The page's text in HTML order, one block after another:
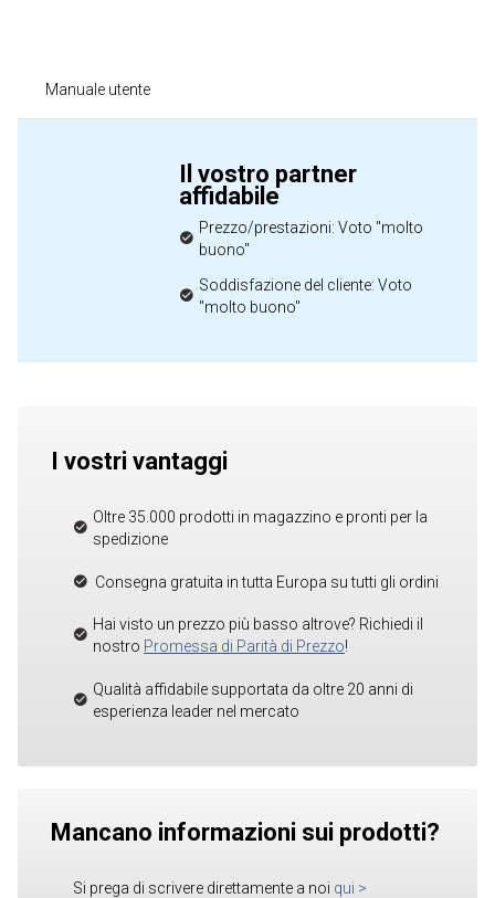
Manuale utente
Il vostro partner
affidabile
Prezzo/prestazioni: Voto "molto
buono"
Soddisfazione del cliente: Voto
"molto buono"
I vostri vantaggi
Oltre 35.000 prodotti in magazzino e pronti per la
spedizione
Consegna gratuita in tutta Europa su tutti gli ordini
Hai visto un prezzo più basso altrove? Richiedi il
nostro Promessa di Parità di Prezzo!
Qualità affidabile supportata da oltre 20 anni di
esperienza leader nel mercato
Mancano informazioni sui prodotti?
Si prega di scrivere direttamente a noi qui >